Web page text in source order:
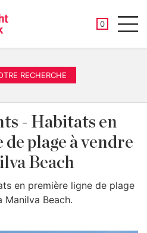
0
RECHERCHE
- Habitats en
plage à vendre
Beach
en première ligne de plage
Manilva Beach.